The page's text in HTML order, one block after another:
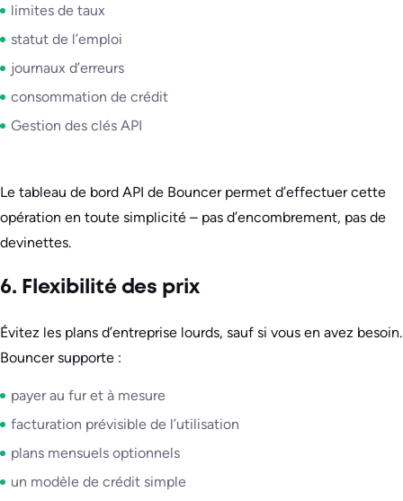
limites de taux
statut de l’emploi
journaux d’erreurs
consommation de crédit
Gestion des clés API
Le tableau de bord API de Bouncer permet d’effectuer cette
opération en toute simplicité – pas d’encombrement, pas de
devinettes.
6. Flexibilité des prix
Évitez les plans d’entreprise lourds, sauf si vous en avez besoin.
Bouncer supporte :
payer au fur et à mesure
facturation prévisible de l’utilisation
plans mensuels optionnels
un modèle de crédit simple